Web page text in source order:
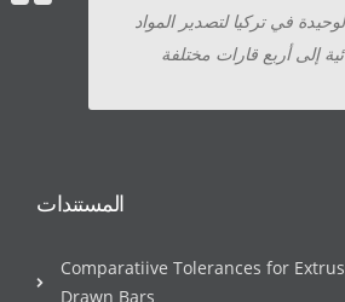
في تركيا لتصدير المواد
إلى أربع قارات مختلفة
المستندات
Comparatiive Tolerances for
Drawn Bars